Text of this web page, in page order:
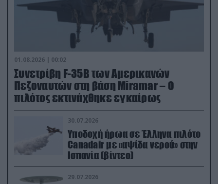
01.08.2026 | 00:02
Συνετρίβη F-35B των Αμερικανών
Πεζοναυτών στη βάση Miramar – Ο
πιλότος εκτινάχθηκε εγκαίρως
30.07.2026
Υποδοχή ήρωα σε Έλληνα πιλότο
Canadair με «αψίδα νερού» στην
Ισπανία (βίντεο)
29.07.2026